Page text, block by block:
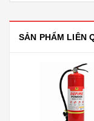
SẢN PHẨM LIÊN